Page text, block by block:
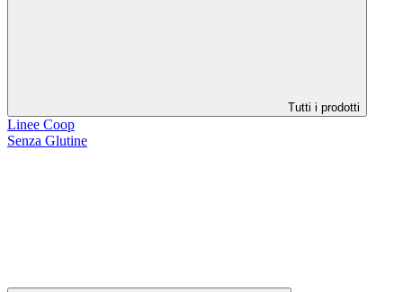
Tutti i prodotti
Linee Coop
Senza Glutine